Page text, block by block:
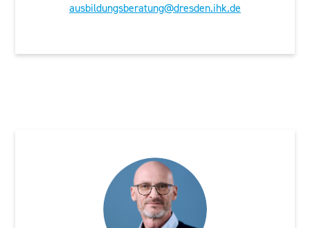
ausbildungsberatung@dresden.ihk.de